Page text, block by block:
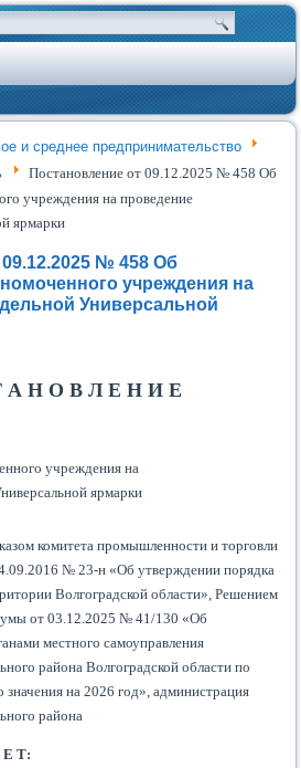
и среднее предпринимательство
Постановление от 09.12.2025 № 458 Об
учреждения на проведение
ярмарки
№ 458 Об
учреждения на
Универсальной
А Н О В Л Е Н И Е
учреждения на
ярмарки
комитета промышленности и торговли
№ 23-н «Об утверждении порядка
Волгоградской области», Решением
от 03.12.2025 № 41/130 «Об
местного самоуправления
района Волгоградской области по
на 2026 год», администрация
района
Т: